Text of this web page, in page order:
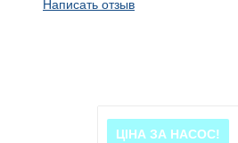
Написать отзыв
ЦІНА ЗА НАСОС!